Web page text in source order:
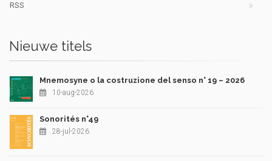
RSS
Nieuwe titels
Mnemosyne o la costruzione del senso n° 19 – 2026
10-aug-2026
Sonorités n°49
28-jul-2026